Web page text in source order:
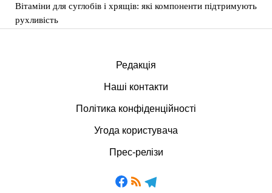
Вітаміни для суглобів і хрящів: які компоненти підтримують
рухливість
Редакція
Наші контакти
Політика конфіденційності
Угода користувача
Прес-релізи